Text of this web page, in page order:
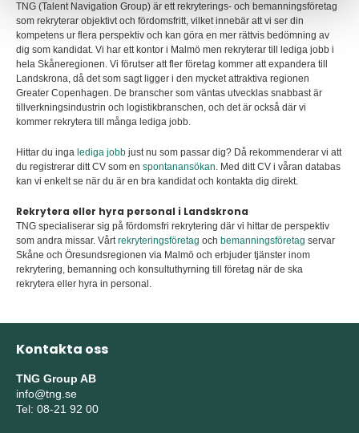
TNG (Talent Navigation Group) är ett rekryterings- och bemanningsföretag
som rekryterar objektivt och fördomsfritt, vilket innebär att vi ser din
kompetens ur flera perspektiv och kan göra en mer rättvis bedömning av
dig som kandidat. Vi har ett kontor i Malmö men rekryterar till lediga jobb i
hela Skåneregionen. Vi förutser att fler företag kommer att expandera till
Landskrona, då det som sagt ligger i den mycket attraktiva regionen
Greater Copenhagen. De branscher som väntas utvecklas snabbast är
tillverkningsindustrin och logistikbranschen, och det är också där vi
kommer rekrytera till många lediga jobb.
Hittar du inga lediga jobb just nu som passar dig? Då rekommenderar vi att
du registrerar ditt CV som en spontanansökan. Med ditt CV i våran databas
kan vi enkelt se när du är en bra kandidat och kontakta dig direkt.
Rekrytera eller hyra personal i Landskrona
TNG specialiserar sig på fördomsfri rekrytering där vi hittar de perspektiv
som andra missar. Vårtrekryteringsföretag och bemanningsföretag servar
Skåne och Öresundsregionen via Malmö och erbjuder tjänster inom
rekrytering, bemanning och konsultuthyrning till företag när de ska
rekrytera eller hyra in personal.
Kontakta oss
TNG Group AB
info@tng.se
Tel: 08-21 92 00